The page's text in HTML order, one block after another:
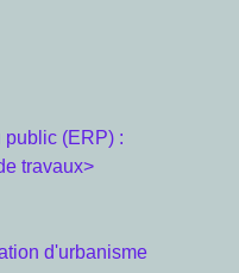
public (ERP) :
travaux>
d'urbanisme